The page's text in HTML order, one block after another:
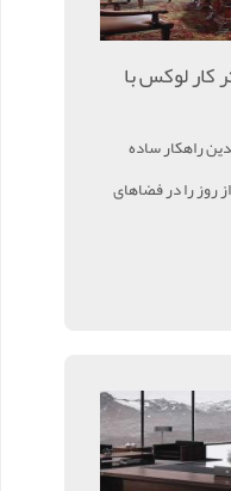
کار لوکس با
راهکار ساده
روز را در فضاهای